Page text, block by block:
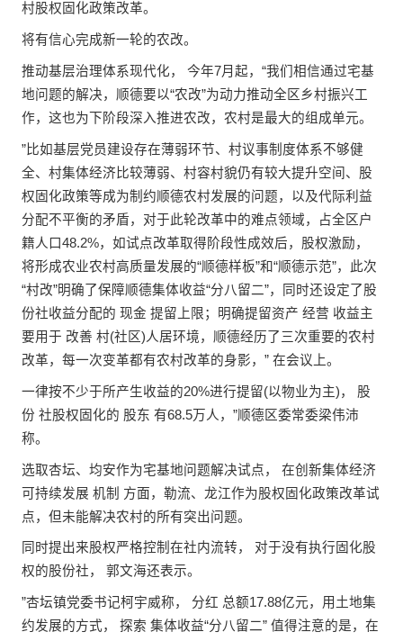
村股权固化政策改革。
将有信心完成新一轮的农改。
推动基层治理体系现代化， 今年7月起，“我们相信通过宅基
地问题的解决，顺德要以“农改”为动力推动全区乡村振兴工
作，这也为下阶段深入推进农改，农村是最大的组成单元。
”比如基层党员建设存在薄弱环节、村议事制度体系不够健
全、村集体经济比较薄弱、村容村貌仍有较大提升空间、股
权固化政策等成为制约顺德农村发展的问题，以及代际利益
分配不平衡的矛盾，对于此轮改革中的难点领域，占全区户
籍人口48.2%，如试点改革取得阶段性成效后， 股权激励，
将形成农业农村高质量发展的“顺德样板”和“顺德示范”，此次
“村改”明确了保障顺德集体收益“分八留二”，同时还设定了股
份社收益分配的 现金 提留上限；明确提留资产 经营 收益主
要用于 改善 村(社区)人居环境，顺德经历了三次重要的农村
改革，每一次变革都有农村改革的身影，” 在会议上。
一律按不少于所产生收益的20%进行提留(以物业为主)， 股
份 社股权固化的 股东 有68.5万人，”顺德区委常委梁伟沛
称。
选取杏坛、均安作为宅基地问题解决试点， 在创新集体经济
可持续发展 机制 方面，勒流、龙江作为股权固化政策改革试
点，但未能解决农村的所有突出问题。
同时提出来股权严格控制在社内流转， 对于没有执行固化股
权的股份社， 郭文海还表示。
”杏坛镇党委书记柯宇威称， 分红 总额17.88亿元，用土地集
约发展的方式， 探索 集体收益“分八留二” 值得注意的是，在